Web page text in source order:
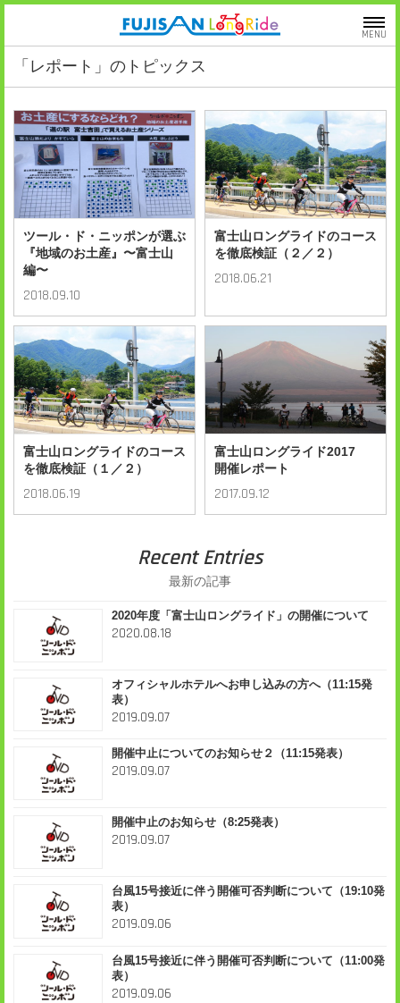
MENU
「レポート」のトピックス
ツール・ド・ニッポンが選ぶ
『地域のお土産』〜富士山
編〜
2018.09.10
富士山ロングライドのコース
を徹底検証（２／２）
2018.06.21
富士山ロングライドのコース
を徹底検証（１／２）
2018.06.19
富士山ロングライド2017
開催レポート
2017.09.12
Recent Entries
最新の記事
2020年度「富士山ロングライド」の開催について
2020.08.18
オフィシャルホテルへお申し込みの方へ（11:15発
表）
2019.09.07
開催中止についてのお知らせ２（11:15発表）
2019.09.07
開催中止のお知らせ（8:25発表）
2019.09.07
台風15号接近に伴う開催可否判断について（19:10発
表）
2019.09.06
台風15号接近に伴う開催可否判断について（11:00発
表）
2019.09.06